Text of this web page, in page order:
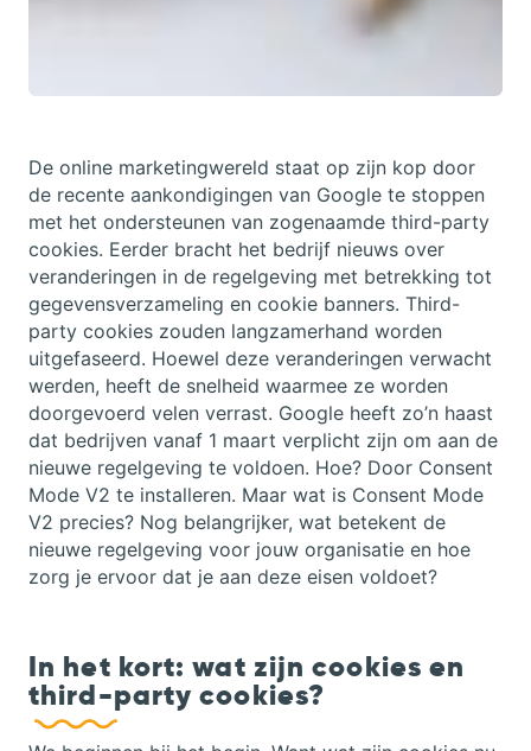
De online marketingwereld staat op zijn kop door
de recente aankondigingen van Google te stoppen
met het ondersteunen van zogenaamde third-party
cookies. Eerder bracht het bedrijf nieuws over
veranderingen in de regelgeving met betrekking tot
gegevensverzameling en cookie banners. Third-
party cookies zouden langzamerhand worden
uitgefaseerd. Hoewel deze veranderingen verwacht
werden, heeft de snelheid waarmee ze worden
doorgevoerd velen verrast. Google heeft zo’n haast
dat bedrijven vanaf 1 maart verplicht zijn om aan de
nieuwe regelgeving te voldoen. Hoe? Door Consent
Mode V2 te installeren. Maar wat is Consent Mode
V2 precies? Nog belangrijker, wat betekent de
nieuwe regelgeving voor jouw organisatie en hoe
zorg je ervoor dat je aan deze eisen voldoet?
In het kort: wat zijn cookies en
third-party cookies?